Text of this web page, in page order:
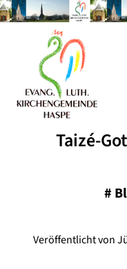
Taizé-
#
Veröffentlicht von